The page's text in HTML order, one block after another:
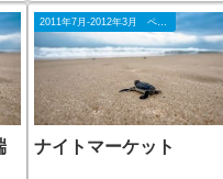
ナイトマーケット